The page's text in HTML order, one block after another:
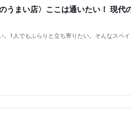
うまい店〉ここは通いたい！ 現代
。1人でもふらりと立ち寄りたい。そんなスペ